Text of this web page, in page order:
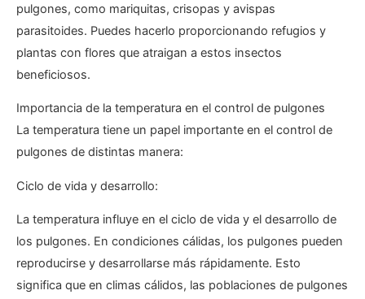
pulgones, como mariquitas, crisopas y avispas
parasitoides. Puedes hacerlo proporcionando refugios y
plantas con flores que atraigan a estos insectos
beneficiosos.
Importancia de la temperatura en el control de pulgones
La temperatura tiene un papel importante en el control de
pulgones de distintas manera:
Ciclo de vida y desarrollo:
La temperatura influye en el ciclo de vida y el desarrollo de
los pulgones. En condiciones cálidas, los pulgones pueden
reproducirse y desarrollarse más rápidamente. Esto
significa que en climas cálidos, las poblaciones de pulgones